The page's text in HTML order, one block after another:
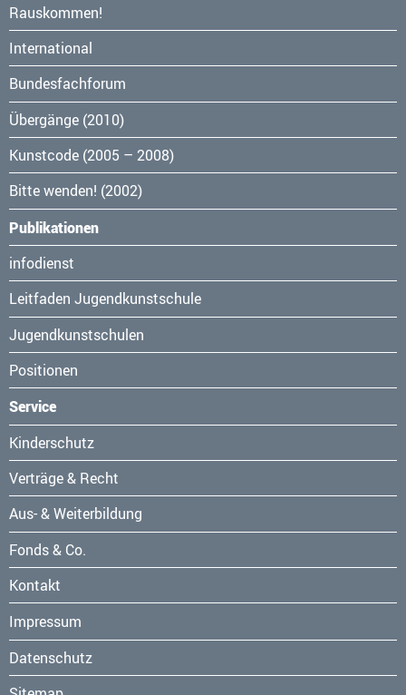
Navigation
überspringen
Rauskommen!
International
Bundesfachforum
Übergänge (2010)
Kunstcode (2005 – 2008)
Bitte wenden! (2002)
Publikationen
Navigation
überspringen
infodienst
Leitfaden Jugendkunstschule
Jugendkunstschulen
Positionen
Service
Navigation
überspringen
Kinderschutz
Verträge & Recht
Aus- & Weiterbildung
Fonds & Co.
Kontakt
Navigation
überspringen
Impressum
Datenschutz